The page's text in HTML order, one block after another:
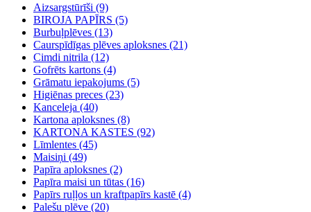
Aizsargstūrīši (9)
BIROJA PAPĪRS (5)
Burbuļplēves (13)
Caurspīdīgas plēves aploksnes (21)
Cimdi nitrila (12)
Gofrēts kartons (4)
Grāmatu iepakojums (5)
Higiēnas preces (23)
Kanceleja (40)
Kartona aploksnes (8)
KARTONA KASTES (92)
Līmlentes (45)
Maisiņi (49)
Papīra aploksnes (2)
Papīra maisi un tūtas (16)
Papīrs ruļļos un kraftpapīrs kastē (4)
Palešu plēve (20)